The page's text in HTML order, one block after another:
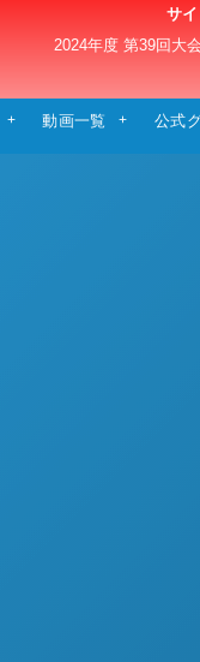
サ
2024年度 第39回大
日本クラブユー
動画一覧 公式